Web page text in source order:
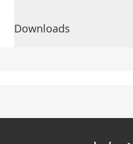
Downloads